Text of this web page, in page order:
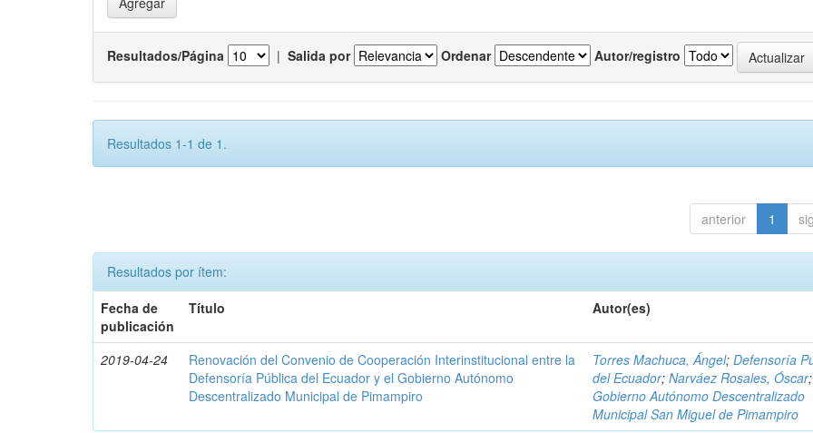
Resultados/Página | Salida por Ordenar Autor/registro
Resultados 1-1 de 1.
anterior 1
Resultados por ítem:
Fecha de
publicación
Título Autor(es)
2019-04-24
Renovación del Convenio de Cooperación Interinstitucional entre la
Defensoría Pública del Ecuador y el Gobierno Autónomo
Descentralizado Municipal de Pimampiro
Torres Machuca, Ángel;Defensoría
del Ecuador;Narváez Rosales, Óscar;
Gobierno Autónomo Descentralizado
Municipal San Miguel de Pimampiro